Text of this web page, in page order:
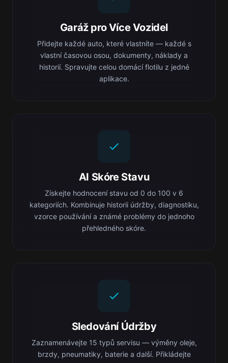
Garáž pro Více Vozidel
Přidejte každé auto, které vlastníte — každé s
vlastní časovou osou, dokumenty, náklady a
historií. Spravujte celou domácí flotilu z jedné
aplikace.
AI Skóre Stavu
Získejte hodnocení stavu od 0 do 100 v 6
kategoriích. Kombinuje historii údržby, diagnostiku,
vzorce používání a známé problémy do jednoho
přehledného skóre.
Sledování Údržby
Zaznamenávejte 15 typů servisu — výměny oleje,
brzdy, pneumatiky, baterie a další. Přikládejte